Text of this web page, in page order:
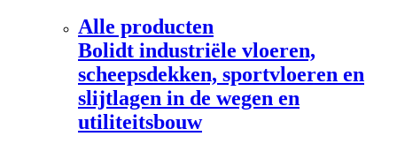
Alle producten
Bolidt industriële vloeren,
scheepsdekken, sportvloeren en
slijtlagen in de wegen en
utiliteitsbouw